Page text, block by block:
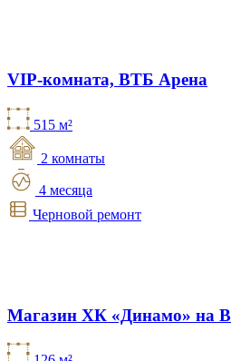
VIP-комната, ВТБ Арена
515 м²
2 комнаты
4 месяца
Черновой ремонт
Магазин ХК «Динамо» на